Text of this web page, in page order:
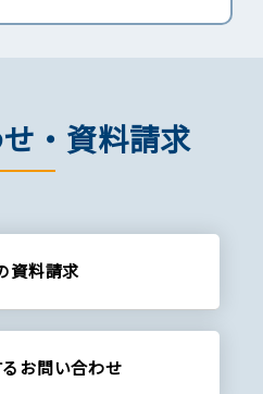
・資料請求
資料請求
お問い合わせ